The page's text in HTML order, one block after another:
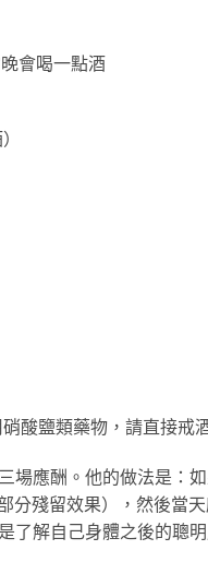
會喝一點酒
酸鹽類藥物，請直接戒
場應酬。他的做法是：
分殘留效果），然後當
了解自己身體之後的聰明